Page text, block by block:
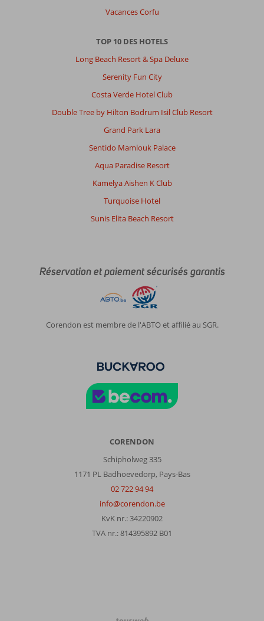
Vacances Corfu
TOP 10 DES HOTELS
Long Beach Resort & Spa Deluxe
Serenity Fun City
Costa Verde Hotel Club
Double Tree by Hilton Bodrum Isil Club Resort
Grand Park Lara
Sentido Mamlouk Palace
Aqua Paradise Resort
Kamelya Aishen K Club
Turquoise Hotel
Sunis Elita Beach Resort
Réservation et paiement sécurisés garantis
Corendon est membre de l'ABTO et affilié au SGR.
CORENDON
Schipholweg 335
1171 PL Badhoevedorp, Pays-Bas
02 722 94 94
info@corendon.be
KvK nr.: 34220902
TVA nr.: 814395892 B01